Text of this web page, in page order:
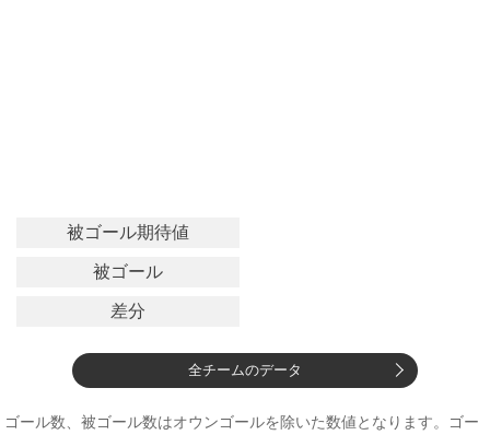
被ゴール期待値
被ゴール
差分
全チームのデータ
ゴール数、被ゴール数はオウンゴールを除いた数値となります。ゴー